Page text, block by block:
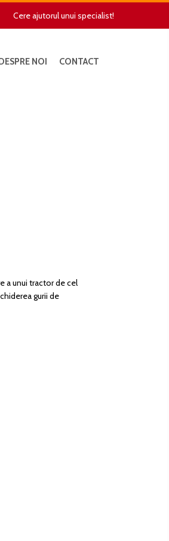
Cere ajutorul unui specialist!
NOI CONTACT
a unui tractor de cel
gurii de